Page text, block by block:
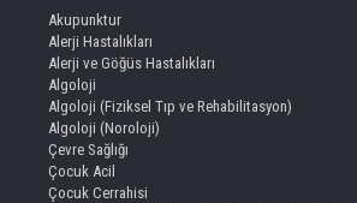
Akupunktur
Alerji Hastalıkları
Alerji ve Göğüs Hastalıkları
Algoloji
Algoloji (Fiziksel Tıp ve Rehabilitasyon)
Algoloji (Noroloji)
Çevre Sağlığı
Çocuk Acil
Çocuk Cerrahisi